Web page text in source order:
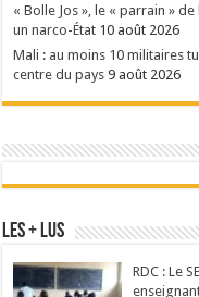
« Bolle Jos », le « parrain »
un narco-État 10 août 2026
Mali : au moins 10 militaires
centre du pays 9 août 2026
Les + Lus
RDC : Le